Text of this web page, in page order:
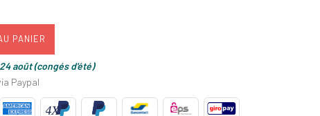
PANIER
août (congés d'été)
Paypal